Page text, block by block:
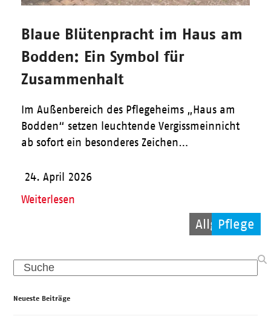
Ehrenamt
Allgemein
Pflege
Blaue Blütenpracht im Haus am
Bodden: Ein Symbol für
Zusammenhalt
Im Außenbereich des Pflegeheims „Haus am
Bodden“ setzen leuchtende Vergissmeinnicht
ab sofort ein besonderes Zeichen…
24. April 2026
Weiterlesen
Search
Neueste Beiträge